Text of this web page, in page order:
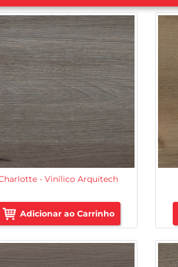
- Vinílico Arquitech
Adicionar ao Carrinho